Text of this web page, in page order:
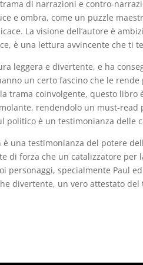
di narrazioni e contro-
e ombra, come un puzzle
La visione dell’autore è
è una lettura avvincente che ti
leggera e divertente, e ha
un certo fascino che le
trama coinvolgente, questo
rendendolo un must-
politico è un testimonianza delle
è una testimonianza del potere
di forza che un catalizzatore
personaggi, specialmente Paul
divertente, un vero attestato del